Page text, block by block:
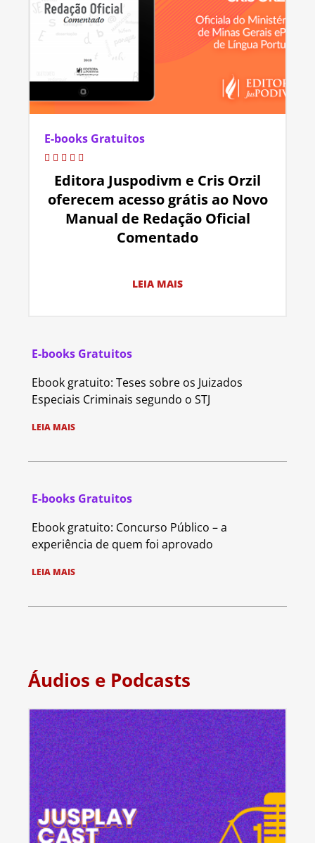
E-books Gratuitos
Editora Juspodivm e Cris Orzil
oferecem acesso grátis ao Novo
Manual de Redação Oficial
Comentado
LEIA MAIS
E-books Gratuitos
Ebook gratuito: Teses sobre os Juizados
Especiais Criminais segundo o STJ
LEIA MAIS
E-books Gratuitos
Ebook gratuito: Concurso Público – a
experiência de quem foi aprovado
LEIA MAIS
Áudios e Podcasts